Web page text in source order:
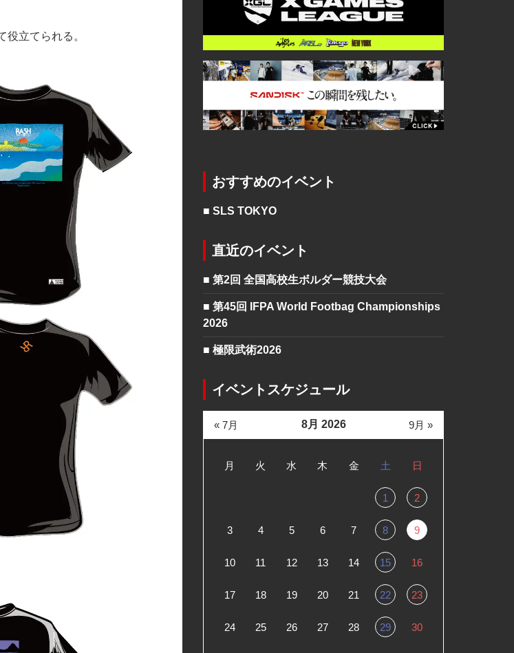
立てられる。
おすすめのイベント
■ SLS TOKYO
直近のイベント
■ 第2回 全国高校生ボルダー競技大会
■ 第45回 IFPA World Footbag Championships
2026
■ 極限武術2026
イベントスケジュール
8月 2026
月 火 水 木 金 土 日
1 2
3 4 5 6 7 8 9
10 11 12 13 14 15 16
17 18 19 20 21 22 23
24 25 26 27 28 29 30
« 7月 9月 »